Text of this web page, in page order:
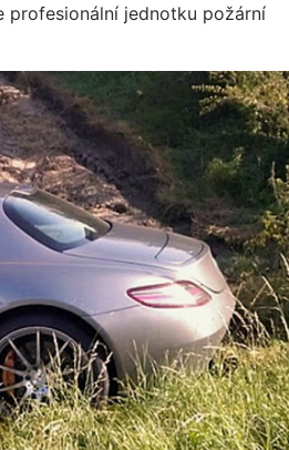
profesionální jednotku požární